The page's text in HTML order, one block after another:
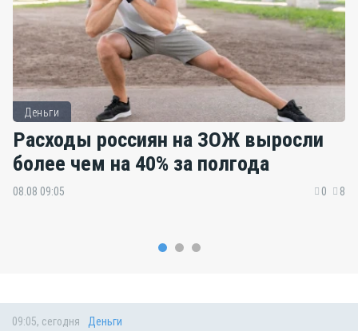
Деньги
Расходы россиян на ЗОЖ выросли
более чем на 40% за полгода
08.08 09:05 0 8
09:05, сегодня Деньги